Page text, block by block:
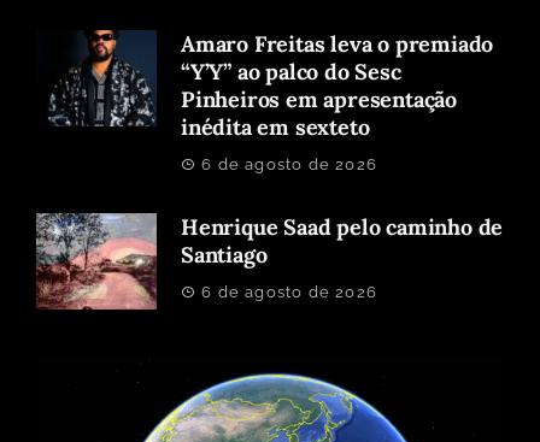
Amaro Freitas leva o premiado
“Y’Y” ao palco do Sesc
Pinheiros em apresentação
inédita em sexteto
6 de agosto de 2026
Henrique Saad pelo caminho de
Santiago
6 de agosto de 2026